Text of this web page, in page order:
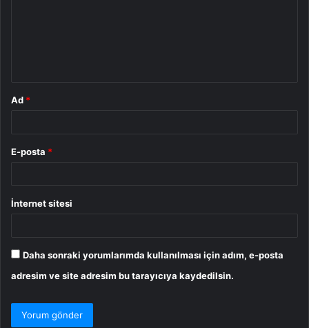
Ad *
E-posta *
İnternet sitesi
Daha sonraki yorumlarımda kullanılması için adım, e-posta
adresim ve site adresim bu tarayıcıya kaydedilsin.